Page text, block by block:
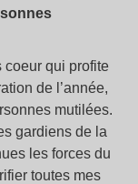
coeur qui profite
de l’année,
mutilées.
gardiens de la
les forces du
toutes mes